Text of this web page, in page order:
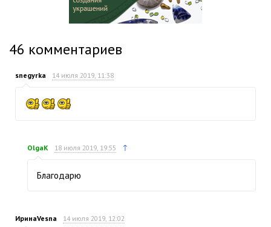
46 комментариев
snegyrka 14 июля 2019, 11:38
OlgaK 18 июля 2019, 19:55 ↑
Благодарю
ИринаVesna 14 июля 2019, 12:02